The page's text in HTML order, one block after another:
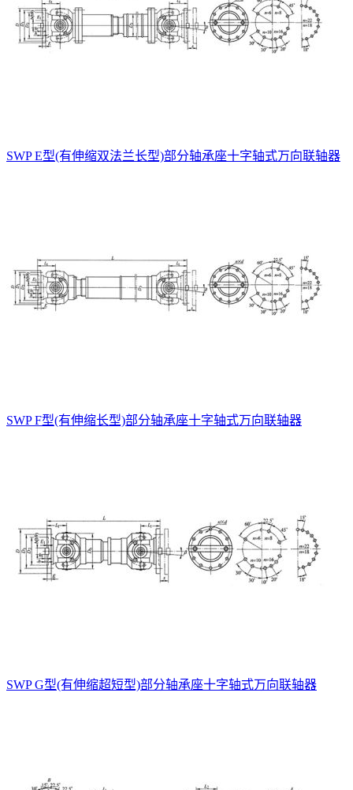
SWP E型(有伸缩双法兰长型)部分轴承座十字轴式万向联轴器
SWP F型(有伸缩长型)部分轴承座十字轴式万向联轴器
SWP G型(有伸缩超短型)部分轴承座十字轴式万向联轴器